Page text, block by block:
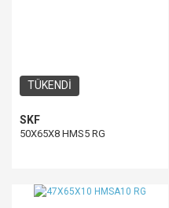
TÜKENDİ
SKF
50X65X8 HMS5 RG